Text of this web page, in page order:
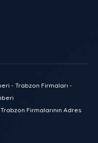
- Trabzon Firmaları -
Firmalarının Adres